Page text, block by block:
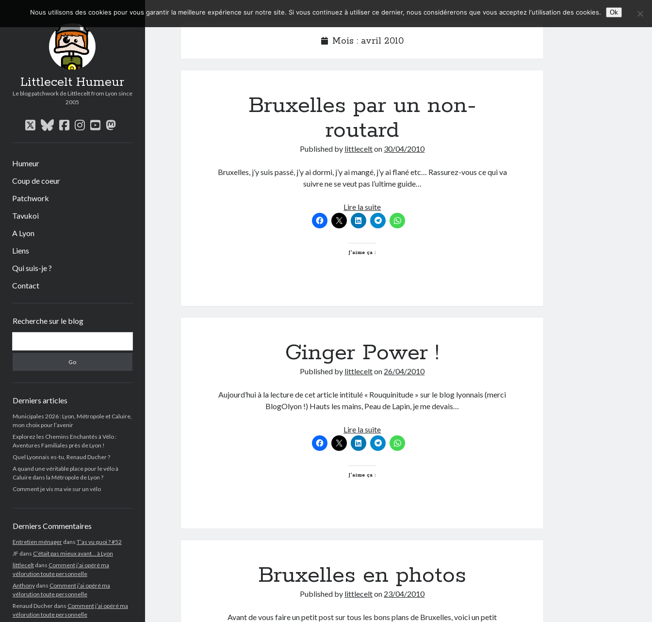
Littlecelt Humeur
Le blog patchwork de Littlecelt from Lyon since
2005
twitterbluesky
facebook
instagram
youtube
mastodon
Humeur
Coup de coeur
Patchwork
Tavukoi
A Lyon
Liens
Qui suis-je ?
Contact
Recherche sur le blog
Derniers articles
Municipales 2026 : Lyon, Métropole et Caluire,
mon choix pour l’avenir
Explorez les Chemins Enchantés à Vélo :
Aventures Familiales près de Lyon !
Quel Lyonnais es-tu, Renaud Ducher ?
A quand une véritable place pour le vélo à
Caluire dans la Métropole de Lyon ?
Comment je vis ma vie sur un vélo
Derniers Commentaires
Entretien ménagerdans T’as vu quoi ? #52
JF dans C’était pas mieux avant… à Lyon
littleceltdans Comment j’ai opéré ma
vélorution toute personnelle
Anthonydans Comment j’ai opéré ma
vélorution toute personnelle
Renaud Ducherdans Comment j’ai opéré ma
vélorution toute personnelle
Mois : avril 2010
Bruxelles par un non-
routard
Published by littlecelton 30/04/2010
Bruxelles, j’y suis passé, j’y ai dormi, j’y ai mangé, j’y ai flané etc… Rassurez-vous ce qui va
suivre ne se veut pas l’ultime guide…
Lire la suiteBruxelles
par
un
J’aime ça :
Ginger Power !
Published by littlecelton 26/04/2010
Aujourd’hui à la lecture de cet article intitulé « Rouquinitude » sur le blog lyonnais (merci
BlogOlyon !) Hauts les mains, Peau de Lapin, je me devais…
Lire la suiteGinger
Power
!
J’aime ça :
Bruxelles en photos
Published by littlecelton 23/04/2010
Avant de vous faire un petit post sur tous les bons plans de Bruxelles, voici un petit
Nous utilisons des cookies pour vous garantir la meilleure expérience sur notre site. Si vous continuez à utiliser ce dernier, nous considérerons que vous acceptez l'utilisation des cookies. Ok